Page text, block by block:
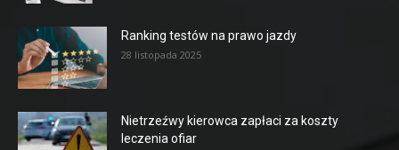
Ranking testów na prawo jazdy
28 listopada 2025
Nietrzeźwy kierowca zapłaci za koszty
leczenia ofiar